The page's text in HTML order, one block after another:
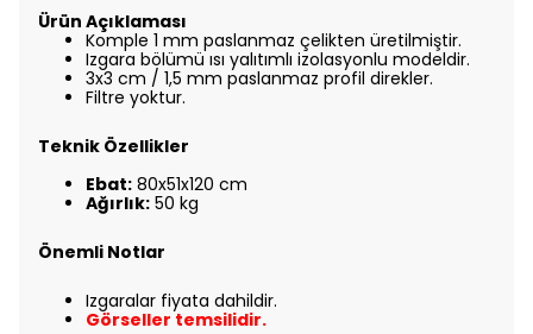
Ürün Açıklaması
Komple 1 mm paslanmaz çelikten üretilmiştir.
Izgara bölümü ısı yalıtımlı izolasyonlu modeldir.
3x3 cm / 1,5 mm paslanmaz profil direkler.
Filtre yoktur.
Teknik Özellikler
Ebat: 80x51x120 cm
Ağırlık: 50 kg
Önemli Notlar
Izgaralar fiyata dahildir.
Görseller temsilidir.